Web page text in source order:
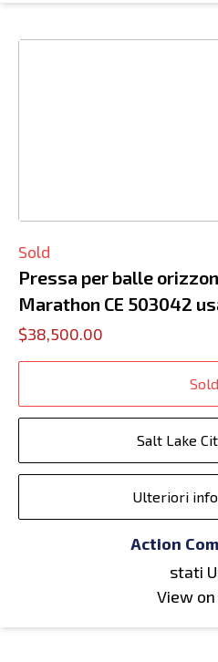
Sold
Pressa per balle
Marathon CE 503042
$38,500.00
Sold
Salt Lake
Ulteriori
Action
stati
View